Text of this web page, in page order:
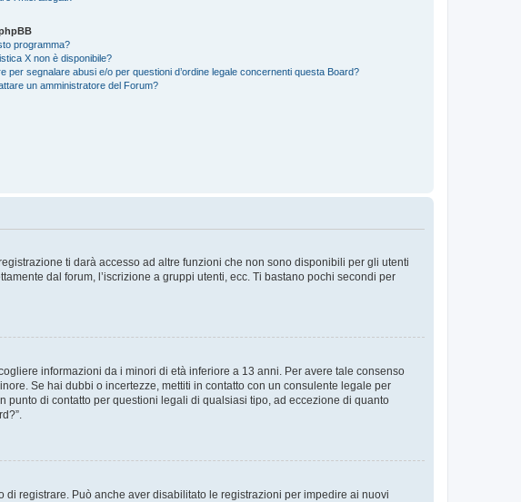
programma?
X non è disponibile?
per segnalare abusi e/o per questioni d’ordine legale concernenti questa Board?
un amministratore del Forum?
ti darà accesso ad altre funzioni che non sono disponibili per gli utenti
dal forum, l’iscrizione a gruppi utenti, ecc. Ti bastano pochi secondi per
informazioni da i minori di età inferiore a 13 anni. Per avere tale consenso
Se hai dubbi o incertezze, mettiti in contatto con un consulente legale per
di contatto per questioni legali di qualsiasi tipo, ad eccezione di quanto
registrare. Può anche aver disabilitato le registrazioni per impedire ai nuovi